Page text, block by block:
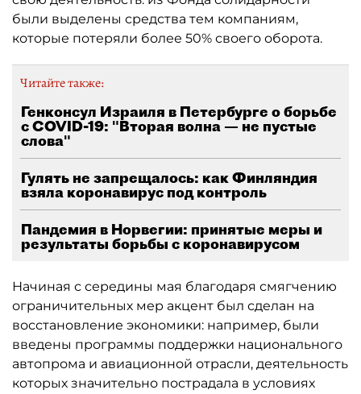
были выделены средства тем компаниям,
которые потеряли более 50% своего оборота.
Читайте также:
Генконсул Израиля в Петербурге о борьбе
с COVID-19: "Вторая волна — не пустые
слова"
Гулять не запрещалось: как Финляндия
взяла коронавирус под контроль
Пандемия в Норвегии: принятые меры и
результаты борьбы с коронавирусом
Начиная с середины мая благодаря смягчению
ограничительных мер акцент был сделан на
восстановление экономики: например, были
введены программы поддержки национального
автопрома и авиационной отрасли, деятельность
которых значительно пострадала в условиях